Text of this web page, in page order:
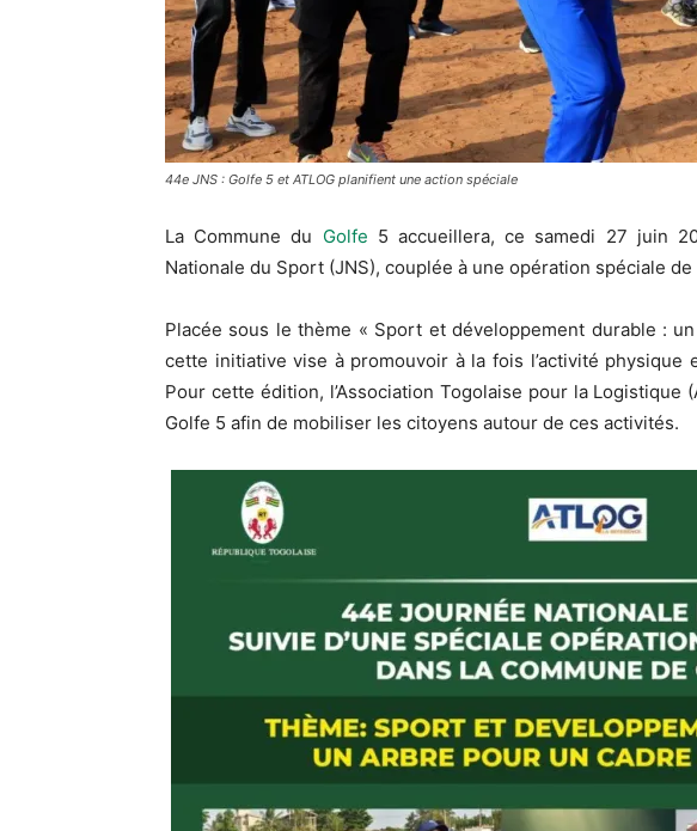
44e JNS : Golfe 5 et ATLOG planifient une action spéciale
La Commune du Golfe 5 accueillera, ce samedi 27 juin
Nationale du Sport (JNS), couplée à une opération spéciale de
Placée sous le thème « Sport et développement durable :
cette initiative vise à promouvoir à la fois l’activité physique
Pour cette édition, l’Association Togolaise pour la Logistique
Golfe 5 afin de mobiliser les citoyens autour de ces activités.